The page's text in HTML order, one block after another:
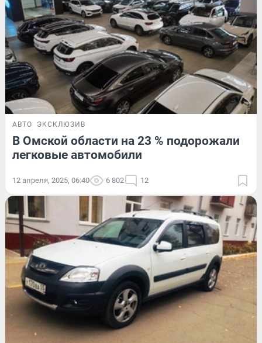
АВТО ЭКСКЛЮЗИВ
В Омской области на 23 % подорожали
легковые автомобили
12 апреля, 2025, 06:40 6 802 12